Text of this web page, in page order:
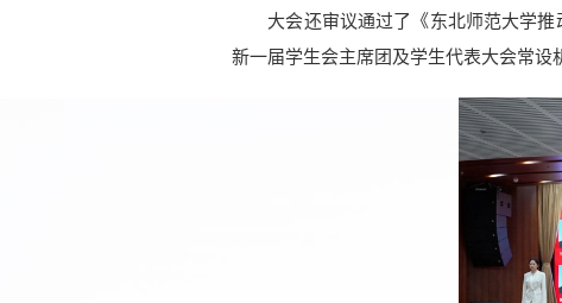
大会还审议通过了《东北师范大学推
新一届学生会主席团及学生代表大会常设